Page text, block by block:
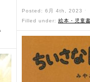
Posted: 6月 4th, 2023 ˑ
Filled under: 絵本・児童書